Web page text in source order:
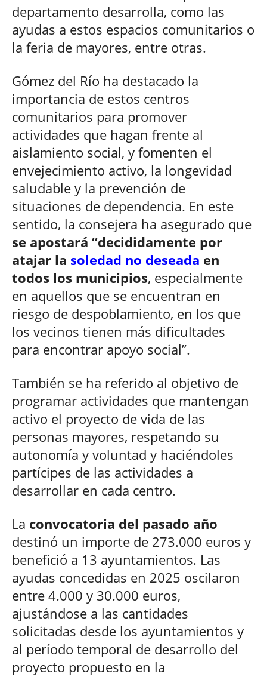
departamento desarrolla, como las
ayudas a estos espacios comunitarios o
la feria de mayores, entre otras.
Gómez del Río ha destacado la
importancia de estos centros
comunitarios para promover
actividades que hagan frente al
aislamiento social, y fomenten el
envejecimiento activo, la longevidad
saludable y la prevención de
situaciones de dependencia. En este
sentido, la consejera ha asegurado que
se apostará “decididamente por
atajar la soledad no deseada en
todos los municipios, especialmente
en aquellos que se encuentran en
riesgo de despoblamiento, en los que
los vecinos tienen más dificultades
para encontrar apoyo social”.
También se ha referido al objetivo de
programar actividades que mantengan
activo el proyecto de vida de las
personas mayores, respetando su
autonomía y voluntad y haciéndoles
partícipes de las actividades a
desarrollar en cada centro.
La convocatoria del pasado año
destinó un importe de 273.000 euros y
benefició a 13 ayuntamientos. Las
ayudas concedidas en 2025 oscilaron
entre 4.000 y 30.000 euros,
ajustándose a las cantidades
solicitadas desde los ayuntamientos y
al período temporal de desarrollo del
proyecto propuesto en la